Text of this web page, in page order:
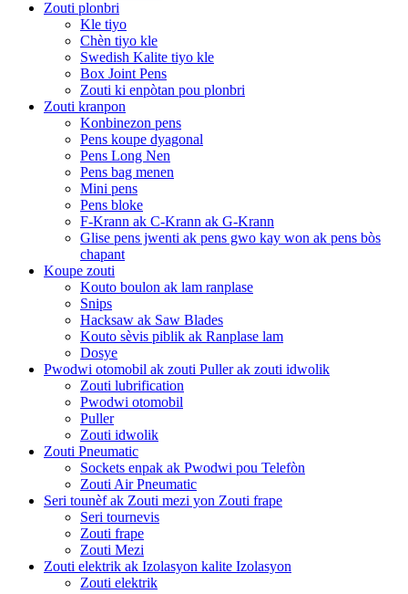
Zouti plonbri
Kle tiyo
Chèn tiyo kle
Swedish Kalite tiyo kle
Box Joint Pens
Zouti ki enpòtan pou plonbri
Zouti kranpon
Konbinezon pens
Pens koupe dyagonal
Pens Long Nen
Pens bag menen
Mini pens
Pens bloke
F-Krann ak C-Krann ak G-Krann
Glise pens jwenti ak pens gwo kay won ak pens bòs
chapant
Koupe zouti
Kouto boulon ak lam ranplase
Snips
Hacksaw ak Saw Blades
Kouto sèvis piblik ak Ranplase lam
Dosye
Pwodwi otomobil ak zouti Puller ak zouti idwolik
Zouti lubrification
Pwodwi otomobil
Puller
Zouti idwolik
Zouti Pneumatic
Sockets enpak ak Pwodwi pou Telefòn
Zouti Air Pneumatic
Seri tounèf ak Zouti mezi yon Zouti frape
Seri tournevis
Zouti frape
Zouti Mezi
Zouti elektrik ak Izolasyon kalite Izolasyon
Zouti elektrik